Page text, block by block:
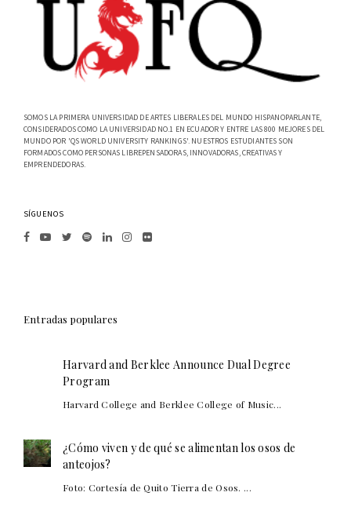
SOMOS LA PRIMERA UNIVERSIDAD DE ARTES LIBERALES DEL MUNDO HISPANOPARLANTE,
CONSIDERADOS COMO LA UNIVERSIDAD NO.1 EN ECUADOR Y ENTRE LAS 800 MEJORES DEL
MUNDO POR 'QS WORLD UNIVERSITY RANKINGS'. NUESTROS ESTUDIANTES SON
FORMADOS COMO PERSONAS LIBREPENSADORAS, INNOVADORAS, CREATIVAS Y
EMPRENDEDORAS.
SÍGUENOS
Entradas populares
Harvard and Berklee Announce Dual Degree
Program
Harvard College and Berklee College of Music...
¿Cómo viven y de qué se alimentan los osos de
anteojos?
Foto: Cortesía de Quito Tierra de Osos. ...